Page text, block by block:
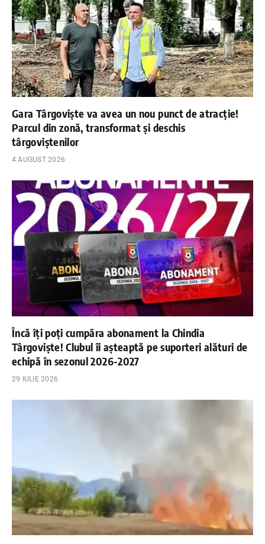
Gara Târgoviște va avea un nou punct de atracție!
Parcul din zonă, transformat și deschis
târgoviștenilor
4 AUGUST 2026
Încă îți poți cumpăra abonament la Chindia
Târgoviște! Clubul îi așteaptă pe suporteri alături de
echipă în sezonul 2026-2027
29 IULIE 2026